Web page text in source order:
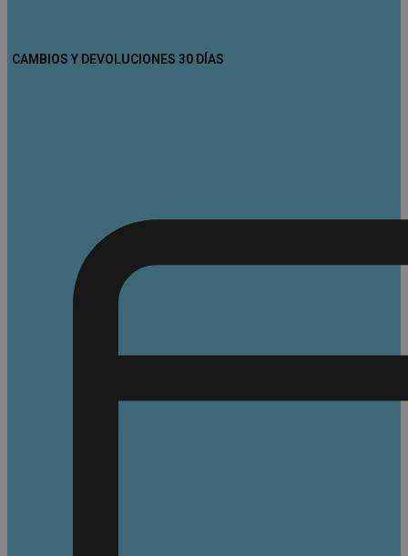
CAMBIOS Y DEVOLUCIONES 30 DÍAS